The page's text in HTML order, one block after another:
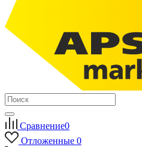
Сравнение0
Отложенные 0